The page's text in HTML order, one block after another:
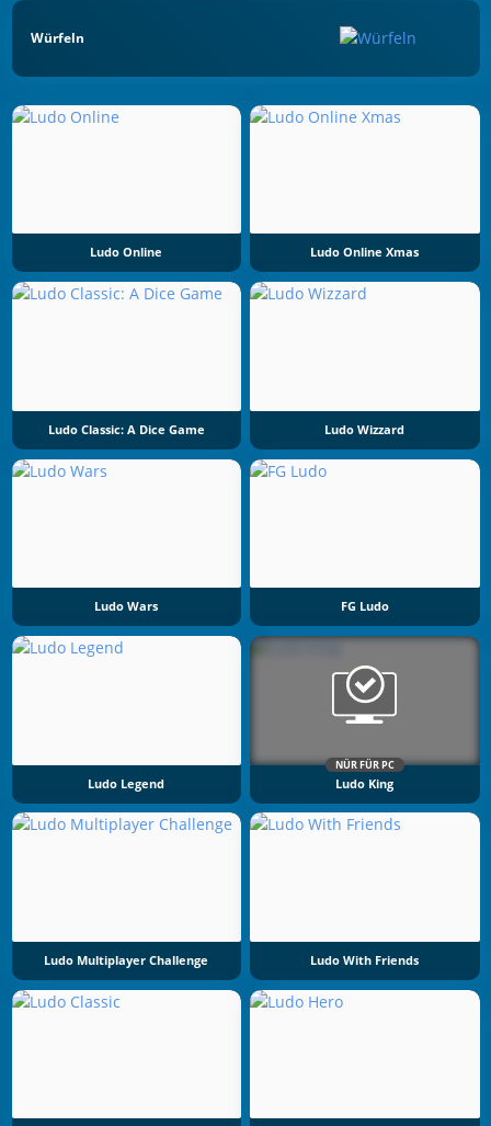
Würfeln
Ludo Online Ludo Online Xmas
Ludo Classic: A Dice Game Ludo Wizzard
Ludo Wars FG Ludo
Ludo Legend
NÜR FÜR PC
Ludo King
Ludo Multiplayer Challenge Ludo With Friends